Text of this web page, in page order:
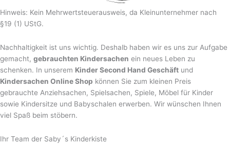
Hinweis: Kein Mehrwertsteuerausweis, da Kleinunternehmer nach
§19 (1) UStG.
Nachhaltigkeit ist uns wichtig. Deshalb haben wir es uns zur Aufgabe
gemacht, gebrauchten Kindersachen ein neues Leben zu
schenken. In unserem Kinder Second Hand Geschäft und
Kindersachen Online Shop können Sie zum kleinen Preis
gebrauchte Anziehsachen, Spiel­sachen, Spiele, Möbel für Kinder
sowie Kindersitze und Babyschalen erwerben. Wir wünschen Ihnen
viel Spaß beim stöbern.
Ihr Team der Saby´s Kinderkiste